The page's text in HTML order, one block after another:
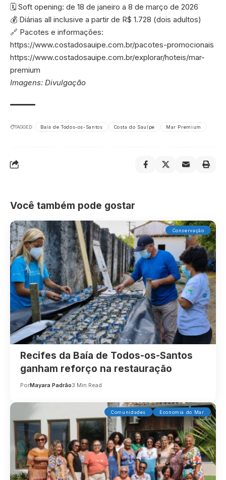
🗓 Soft opening: de 18 de janeiro a 8 de março de 2026
💰 Diárias all inclusive a partir de R$ 1.728 (dois adultos)
🔗 Pacotes e informações:
https://www.costadosauipe.com.br/pacotes-promocionais
https://www.costadosauipe.com.br/explorar/hoteis/mar-
premium
Imagens: Divulgação
TAGGED: Baía de Todos-os-Santos Costa do Sauípe Mar Premium
Você também pode gostar
Conservação
Recifes da Baía de Todos-os-Santos
ganham reforço na restauração
PorMayara Padrão3 Min Read
Comunidades Economia do Mar